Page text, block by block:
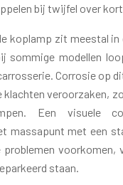
bij twijfel over
koplamp zit meestal
sommige modellen
Corrosie op
klachten veroorzaken,
Een visuele
massapunt met een
voorkomen,
staan.